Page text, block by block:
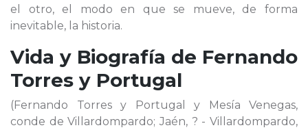
el otro, el modo en que se mueve, de forma
inevitable, la historia.
Vida y Biografía de Fernando
Torres y Portugal
(Fernando Torres y Portugal y Mesía Venegas,
conde de Villardompardo; Jaén, ? - Villardompardo,